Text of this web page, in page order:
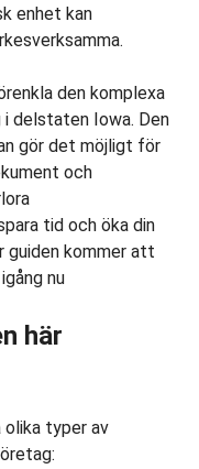
enhet kan
den komplexa
delstaten Iowa. Den
gör det möjligt för
och
tid och öka din
guiden kommer att
nu
här
typer av